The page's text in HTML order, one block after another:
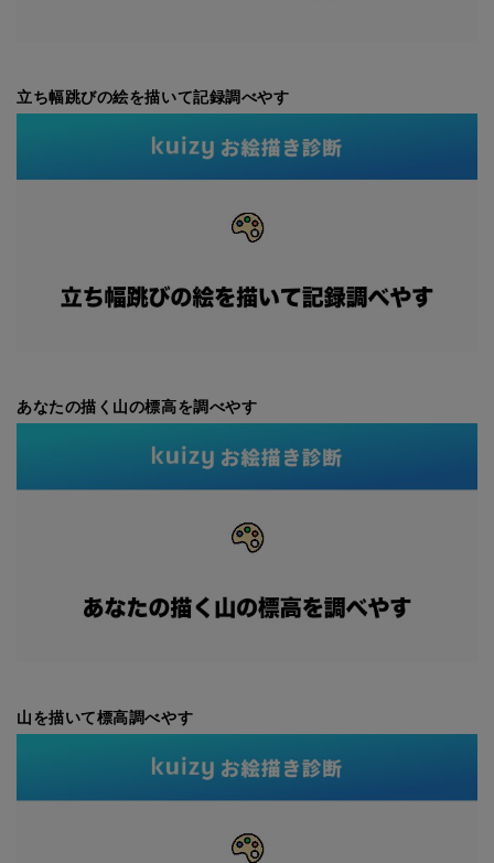
立ち幅跳びの絵を描いて記録調べやす
あなたの描く山の標高を調べやす
山を描いて標高調べやす